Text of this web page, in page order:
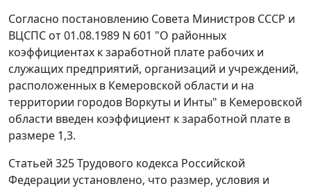
Согласно постановлению Совета Министров СССР и
ВЦСПС от 01.08.1989 N 601 "О районных
коэффициентах к заработной плате рабочих и
служащих предприятий, организаций и учреждений,
расположенных в Кемеровской области и на
территории городов Воркуты и Инты" в Кемеровской
области введен коэффициент к заработной плате в
размере 1,3.
Статьей 325 Трудового кодекса Российской
Федерации установлено, что размер, условия и